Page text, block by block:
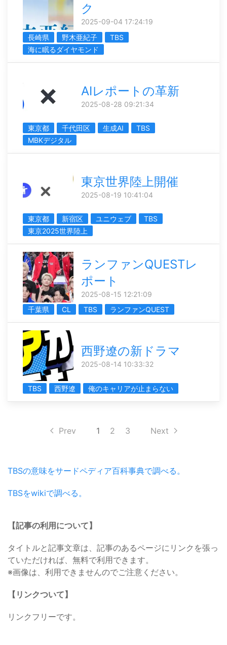
ク
2025-09-04 17:24:19
長崎県
野木亜紀子
TBS
海に眠るダイヤモンド
AIレポートの革新
2025-08-28 09:21:34
東京都 千代田区 生成AI
TBS
MBKデジタル
東京世界陸上開催
2025-08-19 10:41:04
東京都 新宿区 ユニウェブ
TBS
東京2025世界陸上
ランファンQUESTレ
ポート
2025-08-15 12:21:09
千葉県
CL TBS ランファンQUEST
西野遼の新ドラマ
2025-08-14 10:33:32
TBS 西野遼 俺のキャリアが止まらない
Prev 1 2 3 Next
TBSの意味をサードペディア百科事典で調べる。
TBSをwikiで調べる。
【記事の利用について】
タイトルと記事文章は、記事のあるページにリンクを張っ
ていただければ、無料で利用できます。
※画像は、利用できませんのでご注意ください。
【リンクついて】
リンクフリーです。